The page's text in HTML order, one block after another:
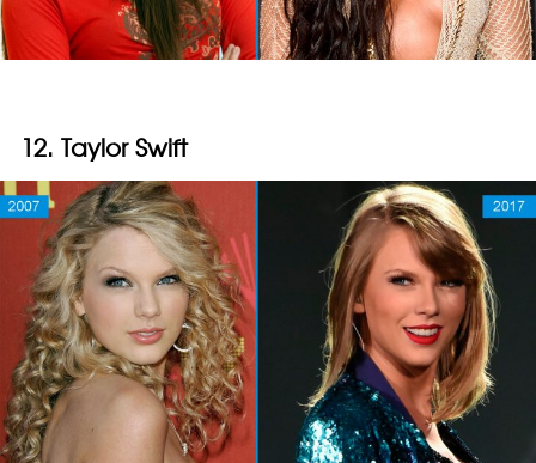
12. Taylor Swift